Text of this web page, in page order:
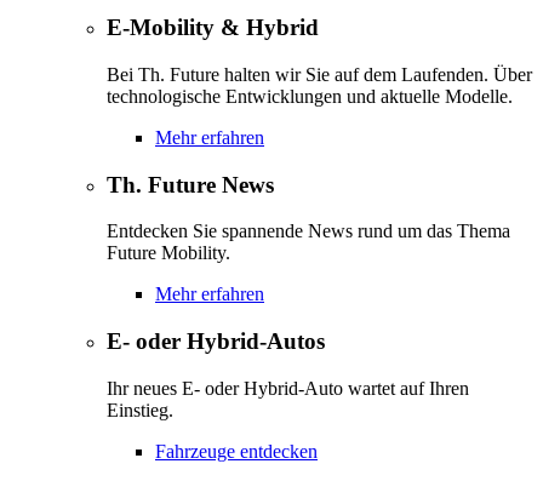
E-Mobility & Hybrid
Bei Th. Future halten wir Sie auf dem Laufenden. Über
technologische Entwicklungen und aktuelle Modelle.
Mehr erfahren
Th. Future News
Entdecken Sie spannende News rund um das Thema
Future Mobility.
Mehr erfahren
E- oder Hybrid-Autos
Ihr neues E- oder Hybrid-Auto wartet auf Ihren
Einstieg.
Fahrzeuge entdecken